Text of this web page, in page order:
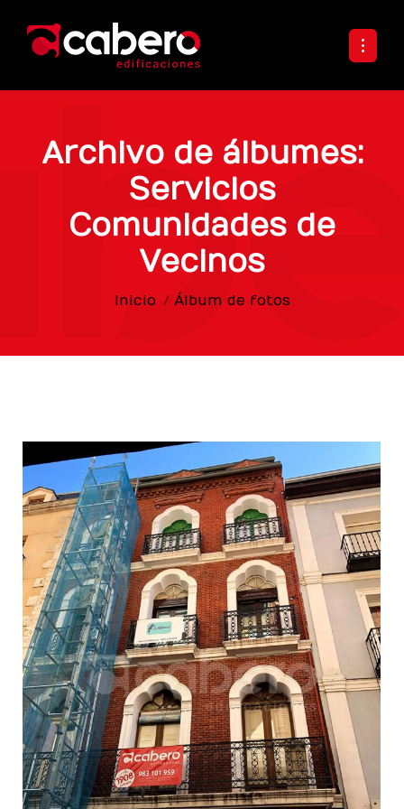
Archivo de álbumes:
Servicios
Comunidades de
Vecinos
Estás aquí:
Inicio Álbum de fotos